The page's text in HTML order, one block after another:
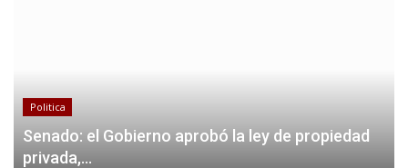
Politica
Senado: el Gobierno aprobó la ley de propiedad
privada,...